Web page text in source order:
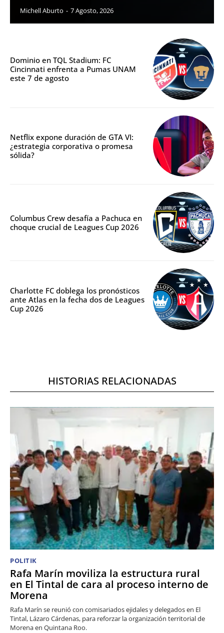
Michell Aburto - 7 Agosto, 2026
Dominio en TQL Stadium: FC
Cincinnati enfrenta a Pumas UNAM
este 7 de agosto
Netflix expone duración de GTA VI:
¿estrategia corporativa o promesa
sólida?
Columbus Crew desafía a Pachuca en
choque crucial de Leagues Cup 2026
Charlotte FC doblega los pronósticos
ante Atlas en la fecha dos de Leagues
Cup 2026
HISTORIAS RELACIONADAS
POLITIK
Rafa Marín moviliza la estructura rural
en El Tintal de cara al proceso interno de
Morena
Rafa Marín se reunió con comisariados ejidales y delegados en El
Tintal, Lázaro Cárdenas, para reforzar la organización territorial de
Morena en Quintana Roo.